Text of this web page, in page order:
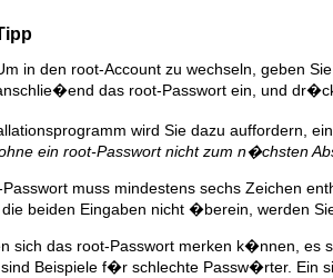
in den root-Account zu wechseln, geben
das root-Passwort ein, und
wird Sie dazu auffordern,
ein root-Passwort nicht zum n�chsten
Passwort muss mindestens sechs Zeichen
beiden Eingaben nicht �berein, werden
sich das root-Passwort merken k�nnen, es
sind Beispiele f�r schlechte Passw�rter. Ein